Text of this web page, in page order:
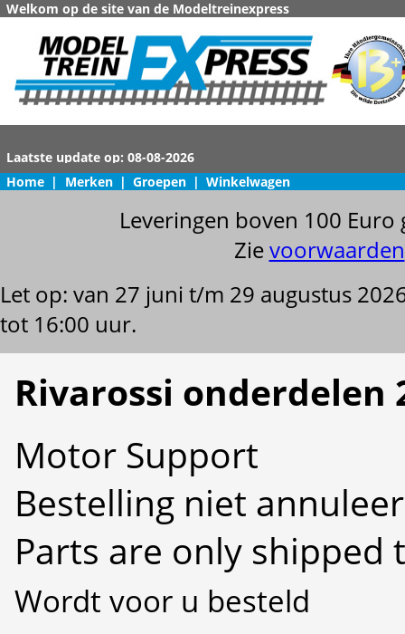
Welkom op de site van de Modeltreinexpress
Home | Merken | Groepen | Winkelwagen
Leveringen boven 100
Zievoorwaarden
Let op: van 27 juni t/m 29 augustus
tot 16:00 uur.
Rivarossi onderdelen
Motor Support
Bestelling niet
Parts are only shipped
Wordt voor u besteld